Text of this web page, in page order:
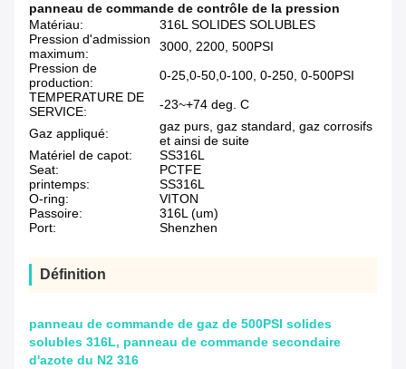
panneau de commande de contrôle de la pression
Matériau:
316L SOLIDES SOLUBLES
Pression d'admission
maximum:
3000, 2200, 500PSI
Pression de
production:
0-25,0-50,0-100, 0-250, 0-500PSI
TEMPERATURE DE
SERVICE:
-23~+74 deg. C
Gaz appliqué:
gaz purs, gaz standard, gaz corrosifs
et ainsi de suite
Matériel de capot:
SS316L
Seat:
PCTFE
printemps:
SS316L
O-ring:
VITON
Passoire:
316L (um)
Port:
Shenzhen
Définition
panneau de commande de gaz de 500PSI solides
solubles 316L, panneau de commande secondaire
d'azote du N2 316